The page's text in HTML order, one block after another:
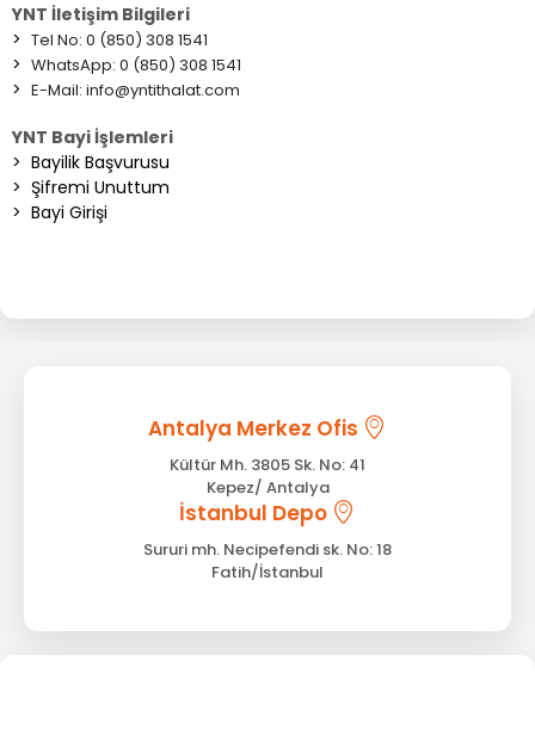
YNT İletişim Bilgileri
> Tel No: 0 (850) 308 1541
> WhatsApp: 0 (850) 308 1541
> E-Mail: info@yntithalat.com
YNT Bayi İşlemleri
> Bayilik Başvurusu
> Şifremi Unuttum
> Bayi Girişi
Antalya Merkez Ofis
Kültür Mh. 3805 Sk. No: 41
Kepez/ Antalya
İstanbul Depo
Sururi mh. Necipefendi sk. No: 18
Fatih/İstanbul